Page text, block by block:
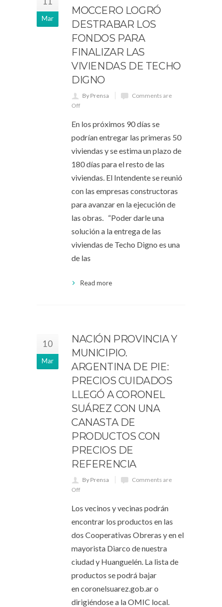
Mar
MOCCERO LOGRÓ
DESTRABAR LOS
FONDOS PARA
FINALIZAR LAS
VIVIENDAS DE TECHO
DIGNO
By Prensa
Comments are
Off
En los próximos 90 días se
podrían entregar las primeras 50
viviendas y se estima un plazo de
180 días para el resto de las
viviendas. El Intendente se reunió
con las empresas constructoras
para avanzar en la ejecución de
las obras. “Poder darle una
solución a la entrega de las
viviendas de Techo Digno es una
de las
Read more
10
Mar
NACIÓN PROVINCIA Y
MUNICIPIO.
ARGENTINA DE PIE:
PRECIOS CUIDADOS
LLEGÓ A CORONEL
SUÁREZ CON UNA
CANASTA DE
PRODUCTOS CON
PRECIOS DE
REFERENCIA
By Prensa
Comments are
Off
Los vecinos y vecinas podrán
encontrar los productos en las
dos Cooperativas Obreras y en el
mayorista Diarco de nuestra
ciudad y Huanguelén. La lista de
productos se podrá bajar
en coronelsuarez.gob.ar o
dirigiéndose a la OMIC local.